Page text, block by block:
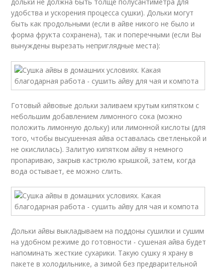
удобства и ускорения процесса сушки). Дольки могут
быть как продольными (если в айве никого не было и
форма фрукта сохранена), так и поперечными (если Вы
вынуждены вырезать неприглядные места):
Готовый айвовые дольки заливаем крутым кипятком с
небольшим добавлением лимонного сока (можно
положить лимонную дольку) или лимонной кислоты (для
того, чтобы высушенная айва оставалась светленькой и
не окислилась). Залитую кипятком айву я немного
пропариваю, закрыв кастрюлю крышкой, затем, когда
вода остывает, ее можно слить.
Дольки айвы выкладываем на поддоны сушилки и сушим
на удобном режиме до готовности - сушеная айва будет
напоминать жесткие сухарики. Такую сушку я храну в
пакете в холодильнике, а зимой без предварительной